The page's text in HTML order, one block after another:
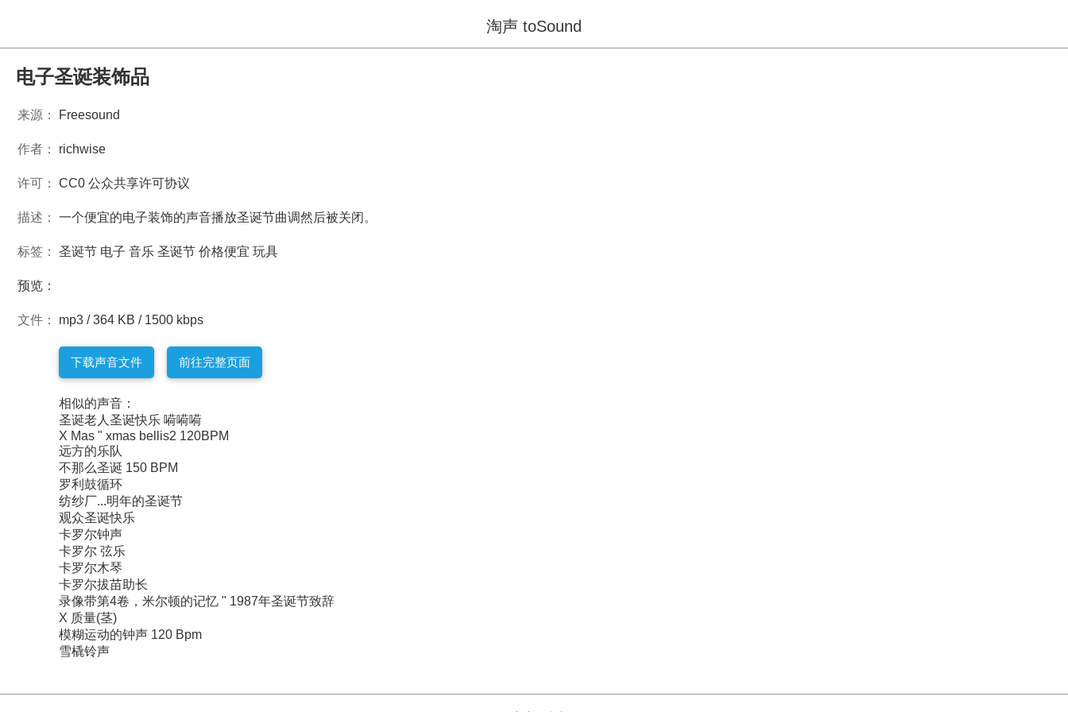
淘声 toSound
电子圣诞装饰品
来源： Freesound
作者： richwise
许可： CC0 公众共享许可协议
描述： 一个便宜的电子装饰的声音播放圣诞节曲调然后被关闭。
标签： 圣诞节 电子 音乐 圣诞节 价格便宜 玩具
预览：
文件： mp3 / 364 KB / 1500 kbps
下载声音文件 前往完整页面
相似的声音：
圣诞老人圣诞快乐 嗬嗬嗬
X Mas " xmas bellis2 120BPM
远方的乐队
不那么圣诞 150 BPM
罗利鼓循环
纺纱厂...明年的圣诞节
观众圣诞快乐
卡罗尔钟声
卡罗尔 弦乐
卡罗尔木琴
卡罗尔拔苗助长
录像带第4卷，米尔顿的记忆 " 1987年圣诞节致辞
X 质量(茎)
模糊运动的钟声 120 Bpm
雪橇铃声